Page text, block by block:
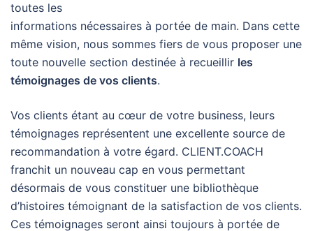
toutes les
informations nécessaires à portée de main. Dans cette
même vision, nous sommes fiers de vous proposer une
toute nouvelle section destinée à recueillir les
témoignages de vos clients.
Vos clients étant au cœur de votre business, leurs
témoignages représentent une excellente source de
recommandation à votre égard. CLIENT.COACH
franchit un nouveau cap en vous permettant
désormais de vous constituer une bibliothèque
d’histoires témoignant de la satisfaction de vos clients.
Ces témoignages seront ainsi toujours à portée de